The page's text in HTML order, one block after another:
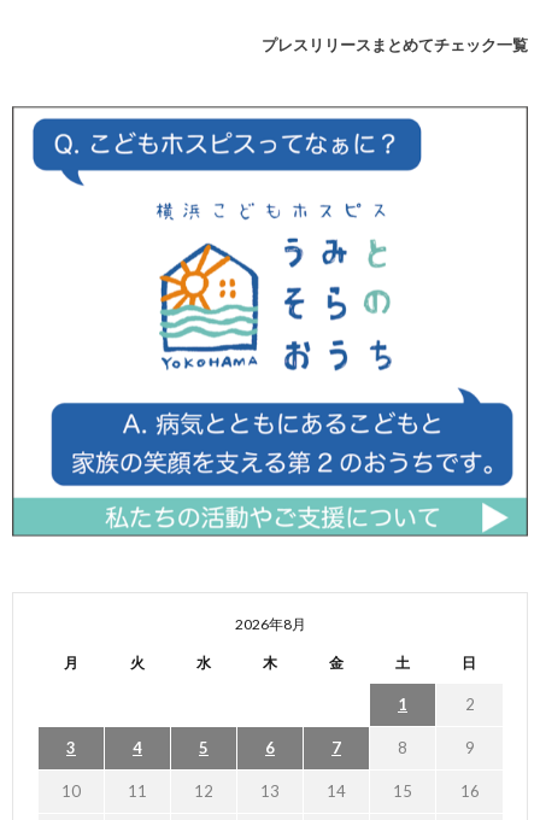
プレスリリースまとめてチェック一覧
2026年8月
月 火 水 木 金 土 日
1 2
3 4 5 6 7 8 9
10 11 12 13 14 15 16